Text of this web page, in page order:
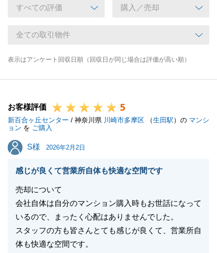
表示はアンケート回収日順（回収日が同じ場合は評価が高い順）
お客様評価 5
新百合ヶ丘センター / 神奈川県 川崎市多摩区 （生田駅）の マンシ
ョン を ご購入
S様
S様 2026年2月2日
感じが良くて営業所自体も快適な空間です
売却について
会社自体は自分のマンション購入時もお世話になって
いるので、まったく心配はありませんでした。
スタッフの方も皆さんとても感じが良くて、営業所自
体も快適な空間です。